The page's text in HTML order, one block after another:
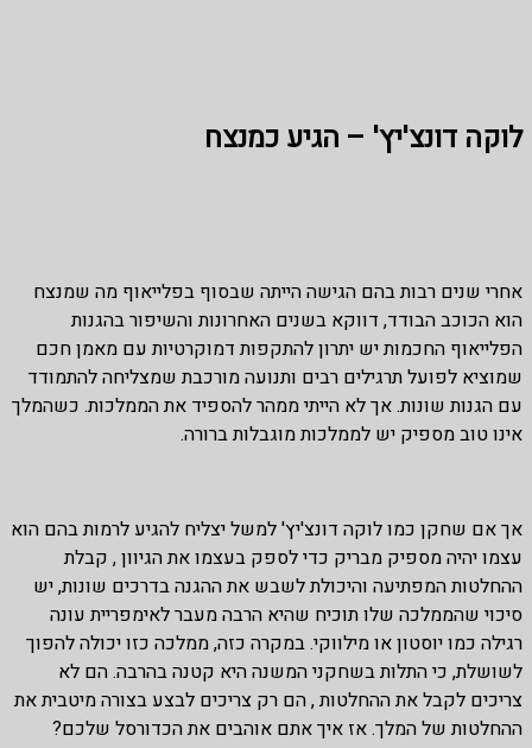
לוקה דונצ'יץ' – הגיע כמנצח
אחרי שנים רבות בהם הגישה הייתה שבסוף בפלייאוף מה שמנצח
הוא הכוכב הבודד, דווקא בשנים האחרונות והשיפור בהגנות
הפלייאוף החכמות יש יתרון להתקפות דמוקרטיות עם מאמן חכם
שמוציא לפועל תרגילים רבים ותנועה מורכבת שמצליחה להתמודד
עם הגנות שונות. אך לא הייתי ממהר להספיד את הממלכות. כשהמלך
אינו טוב מספיק יש לממלכות מוגבלות ברורה.
אך אם שחקן כמו לוקה דונצ'יץ' למשל יצליח להגיע לרמות בהם הוא
עצמו יהיה מספיק מבריק כדי לספק בעצמו את הגיוון , קבלת
ההחלטות המפתיעה והיכולת לשבש את ההגנה בדרכים שונות, יש
סיכוי שהממלכה שלו תוכיח שהיא הרבה מעבר לאימפריית עונה
רגילה כמו יוסטון או מילווקי. במקרה כזה, ממלכה כזו יכולה להפוך
לשושלת, כי התלות בשחקני המשנה היא קטנה בהרבה. הם לא
צריכים לקבל את ההחלטות , הם רק צריכים לבצע בצורה מיטבית את
ההחלטות של המלך. אז איך אתם אוהבים את הכדורסל שלכם?